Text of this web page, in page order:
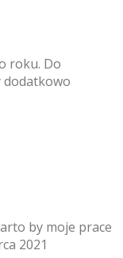
roku. Do
dodatkowo
by moje prace
2021